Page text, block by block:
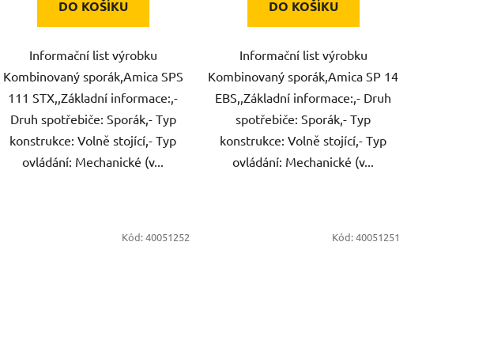
DO KOŠÍKU
Informační list výrobku
Kombinovaný sporák,Amica SPS
111 STX,,Základní informace:,-
Druh spotřebiče: Sporák,- Typ
konstrukce: Volně stojící,- Typ
ovládání: Mechanické (v...
DO KOŠÍKU
Informační list výrobku
Kombinovaný sporák,Amica SP 14
EBS,,Základní informace:,- Druh
spotřebiče: Sporák,- Typ
konstrukce: Volně stojící,- Typ
ovládání: Mechanické (v...
Kód:40051252 Kód:40051251